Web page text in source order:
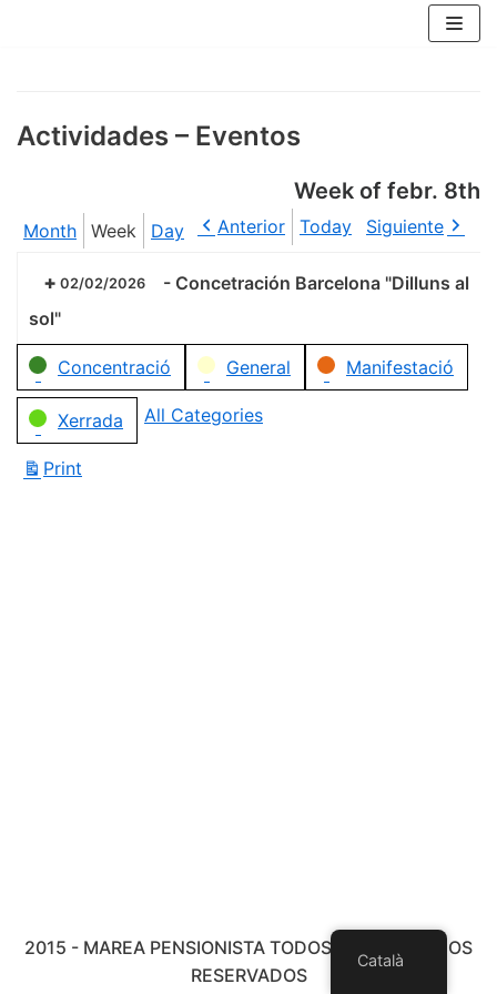
Actividades – Eventos
Week of febr. 8th
Month Week Day Anterior Today Siguiente
02/02/2026 - Concetración Barcelona "Dilluns al
sol"
Categories
Concentració General Manifestació
Xerrada All Categories
Print
2015 - MAREA PENSIONISTA TODOS LOS DERECHOS
RESERVADOS
Català